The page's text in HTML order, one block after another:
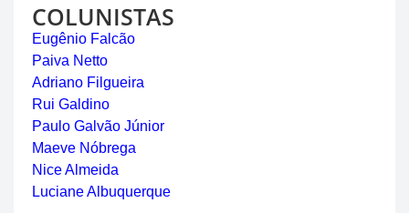
COLUNISTAS
Eugênio Falcão
Paiva Netto
Adriano Filgueira
Rui Galdino
Paulo Galvão Júnior
Maeve Nóbrega
Nice Almeida
Luciane Albuquerque